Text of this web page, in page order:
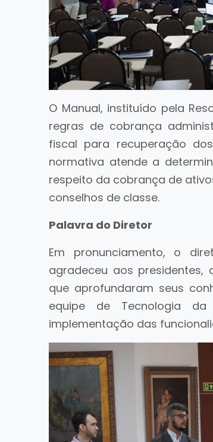
O Manual, instituído pela
regras de cobrança
fiscal para recuperação
normativa atende a
respeito da cobrança de
conselhos de classe.
Palavra do Diretor
Em pronunciamento, o
agradeceu aos presidentes,
que aprofundaram seus
equipe de Tecnologia
implementação das